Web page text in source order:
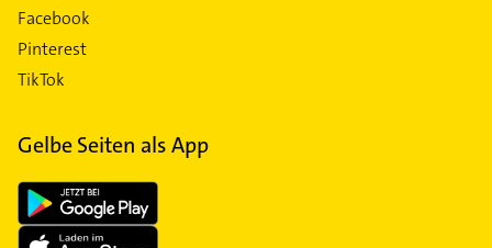
Facebook
Pinterest
TikTok
Gelbe Seiten als App